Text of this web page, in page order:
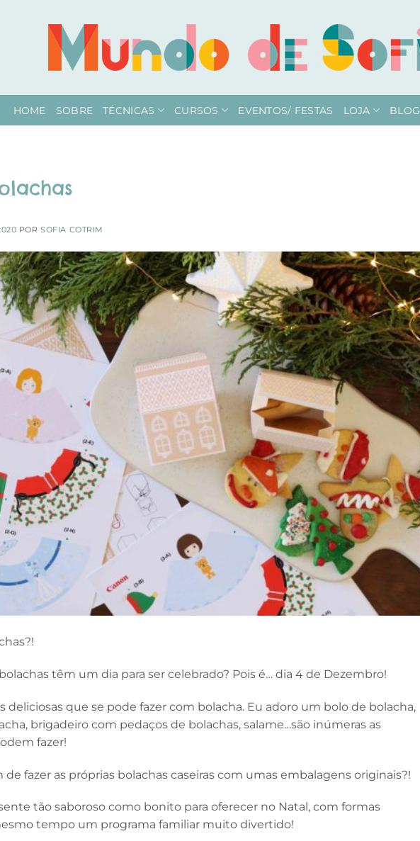
HOME SOBRE TÉCNICAS CURSOS EVENTOS/ FESTAS LOJA BLOG
PORSOFIA COTRIM
têm um dia para ser celebrado? Pois é… dia 4 de Dezembro!
deliciosas que se pode fazer com bolacha. Eu adoro um bolo de bolacha,
brigadeiro com pedaços de bolachas, salame…são inúmeras as
fazer!
de fazer as próprias bolachas caseiras com umas embalagens originais?!
tão saboroso como bonito para oferecer no Natal, com formas
tempo um programa familiar muito divertido!